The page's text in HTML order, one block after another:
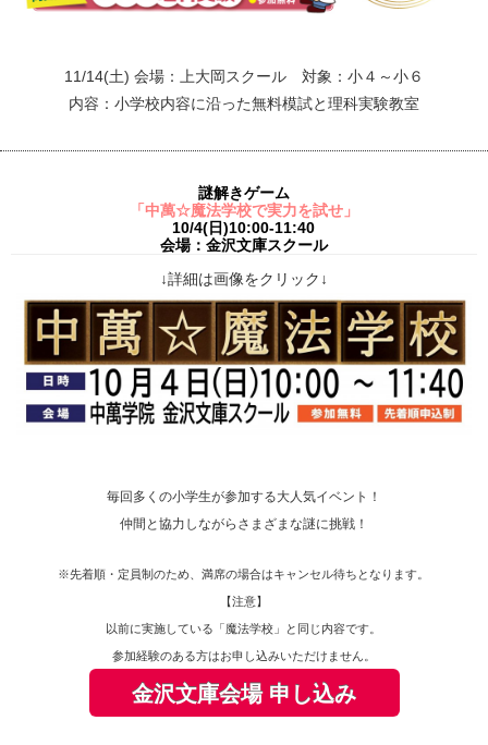
11/14(土) 会場：上大岡スクール 対象：小４～小６
内容：小学校内容に沿った無料模試と理科実験教室
謎解きゲーム
「中萬☆魔法学校で実力を試せ」
10/4(日)10:00-11:40
会場：金沢文庫スクール
↓詳細は画像をクリック↓
毎回多くの小学生が参加する大人気イベント！
仲間と協力しながらさまざまな謎に挑戦！
※先着順・定員制のため、満席の場合はキャンセル待ちとなります。
【注意】
以前に実施している「魔法学校」と同じ内容です。
参加経験のある方はお申し込みいただけません。
金沢文庫会場 申し込み